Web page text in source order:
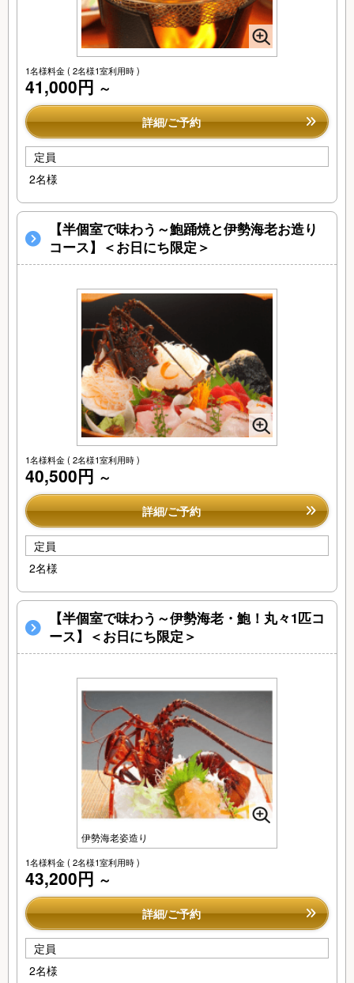
1名様料金( 2名様1室利用時 )
41,000円 ～
詳細/ご予約
定員
2名様
【半個室で味わう～鮑踊焼と伊勢海老お造り
コース】＜お日にち限定＞
1名様料金( 2名様1室利用時 )
40,500円 ～
詳細/ご予約
定員
2名様
【半個室で味わう～伊勢海老・鮑！丸々1匹コ
ース】＜お日にち限定＞
伊勢海老姿造り
1名様料金( 2名様1室利用時 )
43,200円 ～
詳細/ご予約
定員
2名様